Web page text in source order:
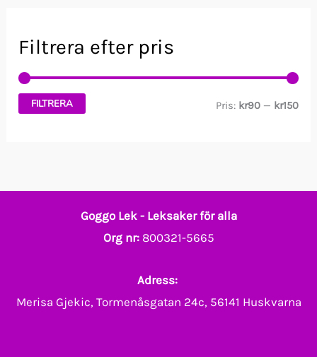
Filtrera efter pris
MM
FILTRERA Pris: kr90— kr150
Goggo Lek - Leksaker för alla
Org nr:800321-5665
Adress:
Merisa Gjekic, Tormenåsgatan 24c, 56141 Huskvarna